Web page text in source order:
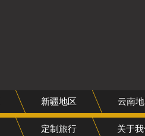
新疆地区 云南
定制旅行 关于